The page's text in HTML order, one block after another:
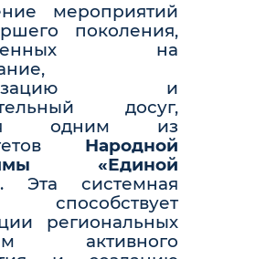
мероприятий
поколения,
на
и
досуг,
одним из
Народной
«Единой
. Эта системная
способствует
региональных
активного